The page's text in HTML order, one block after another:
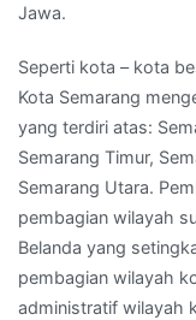
Jawa.
Seperti kota – kota
Kota Semarang
yang terdiri atas:
Semarang Timur,
Semarang Utara.
pembagian wilayah
Belanda yang
pembagian wilayah
administratif wilayah